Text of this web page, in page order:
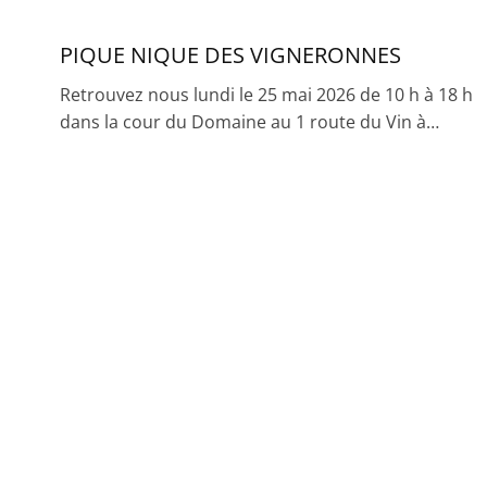
PIQUE NIQUE DES VIGNERONNES
Retrouvez nous lundi le 25 mai 2026 de 10 h à 18 h
dans la cour du Domaine au 1 route du Vin à…